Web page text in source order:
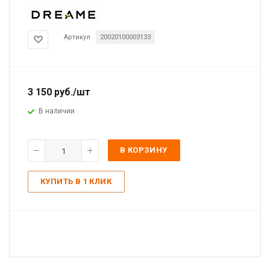
Артикул 20020100003133
3 150 руб./шт
В наличии
В КОРЗИНУ
КУПИТЬ В 1 КЛИК